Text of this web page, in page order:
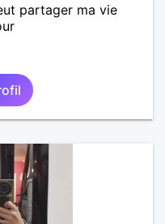
partager ma vie